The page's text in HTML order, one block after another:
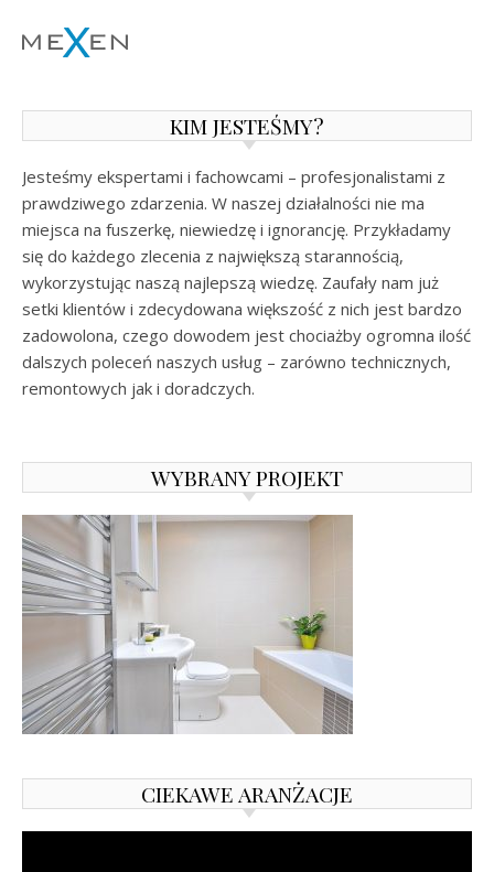
KIM JESTEŚMY?
Jesteśmy ekspertami i fachowcami – profesjonalistami z
prawdziwego zdarzenia. W naszej działalności nie ma
miejsca na fuszerkę, niewiedzę i ignorancję. Przykładamy
się do każdego zlecenia z największą starannością,
wykorzystując naszą najlepszą wiedzę. Zaufały nam już
setki klientów i zdecydowana większość z nich jest bardzo
zadowolona, czego dowodem jest chociażby ogromna ilość
dalszych poleceń naszych usług – zarówno technicznych,
remontowych jak i doradczych.
WYBRANY PROJEKT
CIEKAWE ARANŻACJE